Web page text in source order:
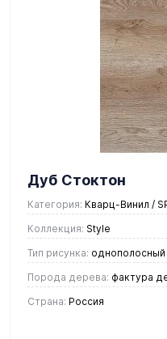
Дуб Стоктон
Категория: Кварц-Винил /
Коллекция: Style
Тип рисунка: однополосный
Порода дерева: фактура
Страна: Россия